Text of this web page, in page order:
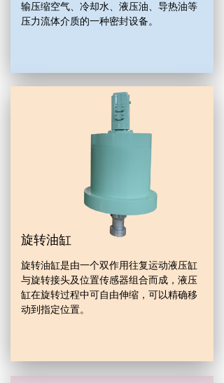
输压缩空气、冷却水、液压油、导热油等
压力流体介质的一种密封设备。
旋转油缸
旋转油缸是由一个双作用往复运动液压缸
与旋转接头及位置传感器组合而成，液压
缸在旋转过程中可自由伸缩，可以精确移
动到指定位置。